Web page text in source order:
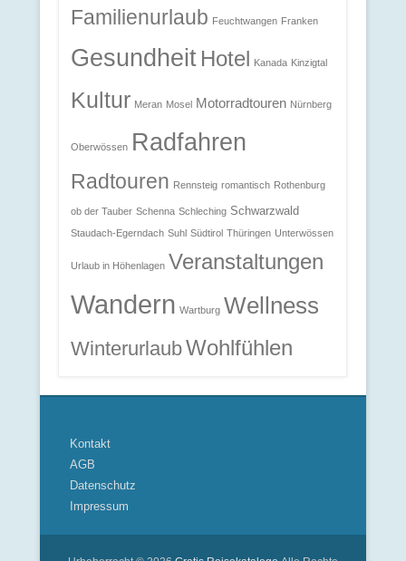
Familienurlaub Feuchtwangen Franken
Gesundheit Hotel Kanada Kinzigtal
Kultur Meran Mosel Motorradtouren Nürnberg
Oberwössen Radfahren
Radtouren Rennsteig romantisch Rothenburg
ob der Tauber Schenna Schleching Schwarzwald
Staudach-Egerndach Suhl Südtirol Thüringen Unterwössen
Urlaub in Höhenlagen Veranstaltungen
Wandern Wartburg Wellness
WinterurlaubWohlfühlen
Kontakt
AGB
Datenschutz
Impressum